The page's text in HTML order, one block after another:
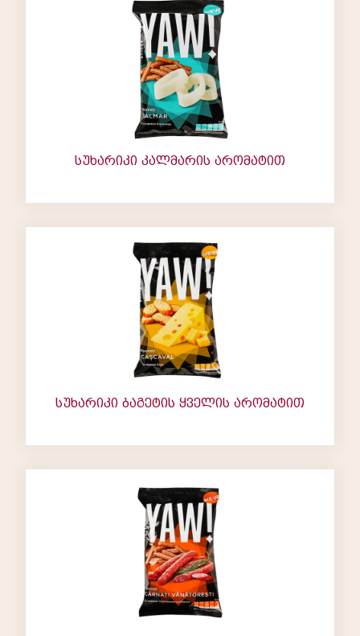
სუხარიკი კალმარის არომატით
სუხარიკი ბაგეტის ყველის არომატით